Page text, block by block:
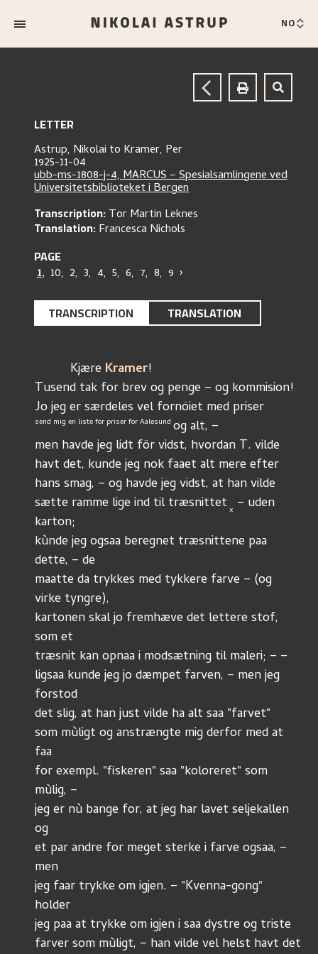
NO
LETTER
Astrup, Nikolai to Kramer, Per
1925-11-04
ubb-ms-1808-j-4, MARCUS – Spesialsamlingene ved
Universitetsbiblioteket i Bergen
Transcription:Tor Martin Leknes
Translation:Francesca Nichols
PAGE
1, 10, 2, 3, 4, 5, 6, 7, 8, 9 ›
TRANSCRIPTION TRANSLATION
	  Kjære
Kramer!
Tusend tak for brev og penge – og kommision!
Jo jeg er særdeles vel fornöiet med priser
send mig en liste for priser for Aalesund og alt, –
men havde jeg lidt för vidst, hvordan T. vilde
havt det, kunde jeg nok faaet alt mere efter
hans smag, – og havde jeg vidst, at han vilde
sætte ramme lige ind til træsnittet x – uden
karton;
kùnde jeg ogsaa beregnet træsnittene paa
dette, – de
maatte da trykkes med tykkere farve – (og
virke tyngre),
kartonen skal jo fremhæve det lettere stof,
som et
træsnit kan opnaa i modsætning til maleri; – –
ligsaa kunde jeg jo dæmpet farven, – men jeg
forstod
det slig, at han just vilde ha alt saa "farvet"
som mùligt og anstrængte mig derfor med at
faa
for exempl. "fiskeren" saa "koloreret" som
mùlig, –
jeg er nù bange for, at jeg har lavet seljekallen
og
et par andre for meget sterke i farve ogsaa, –
men
jeg faar trykke om igjen. – "Kvenna-gong"
holder
jeg paa at trykke om igjen i saa dystre og triste
farver som mùligt, – han vilde vel helst havt det